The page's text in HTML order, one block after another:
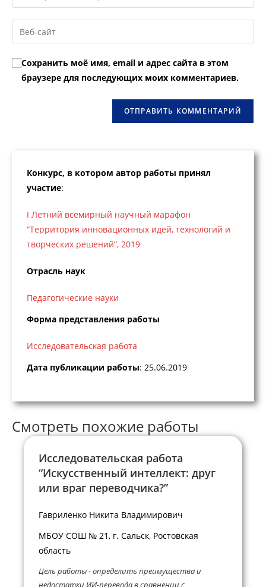
пользователя,
чтобы
прокомментировать
свой
email-
адрес,
прокомментировать
Введите
URL
вашего
веб-
сайта
Сохранить моё имя, email и адрес сайта в этом
браузере для последующих моих комментариев.
Конкурс, в котором автор работы принял
участие:
I Летний всемирный научный марафон
“Территория инновационных идей, технологий и
творческих решений”, 2019
Отрасль наук
Педагогические науки
Форма представления работы
Исследовательская работа
Дата публикации работы: 25.06.2019
Смотреть похожие работы
Исследовательская работа
“Искусственный интеллект: друг
или враг переводчика?”
Гавриленко Никита Владимирович
МБОУ СОШ № 21, г. Сальск, Ростовская
область
Цель работы - определить преимущества и
недостатки ИИ-перевода в сравнении с